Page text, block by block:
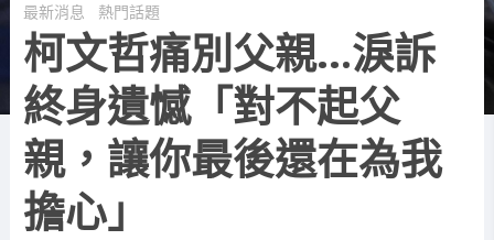
最新消息 熱門話題
柯文哲痛別父親…淚訴
終身遺憾「對不起父
親，讓你最後還在為我
擔心」